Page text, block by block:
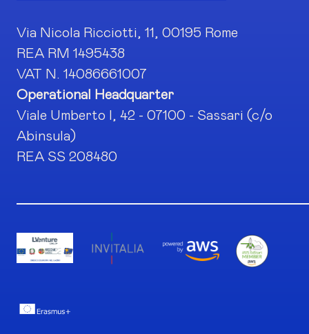
Via Nicola Ricciotti, 11, 00195 Rome
REA RM 1495438
VAT N. 14086661007
Operational Headquarter
Viale Umberto I, 42 - 07100 - Sassari (c/o
Abinsula)
REA SS 208480